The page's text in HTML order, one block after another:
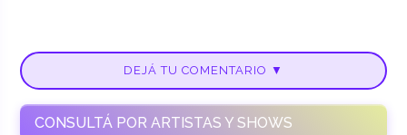
DEJÁ TU COMENTARIO ▼
CONSULTÁ POR ARTISTAS Y SHOWS